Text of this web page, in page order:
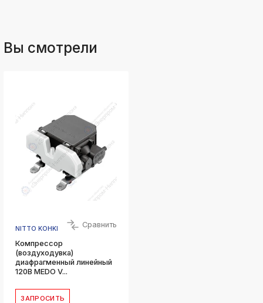
Вы смотрели
NITTO KOHKI Сравнить
Компрессор
(воздуходувка)
диафрагменный линейный
120В MEDO V...
ЗАПРОСИТЬ